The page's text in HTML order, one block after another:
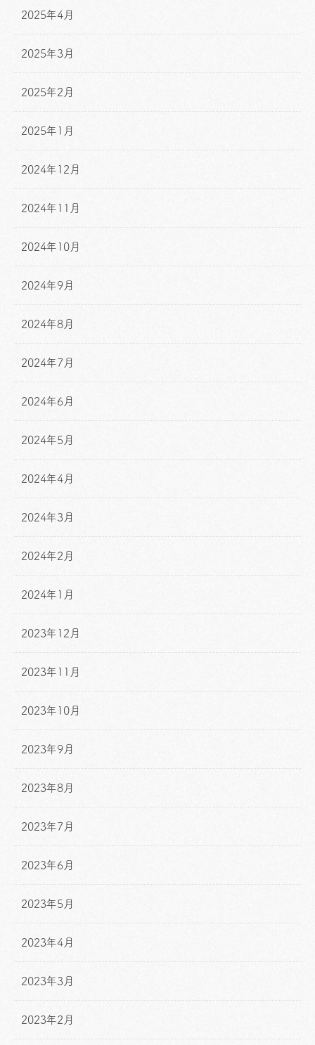
2025年4月
2025年3月
2025年2月
2025年1月
2024年12月
2024年11月
2024年10月
2024年9月
2024年8月
2024年7月
2024年6月
2024年5月
2024年4月
2024年3月
2024年2月
2024年1月
2023年12月
2023年11月
2023年10月
2023年9月
2023年8月
2023年7月
2023年6月
2023年5月
2023年4月
2023年3月
2023年2月